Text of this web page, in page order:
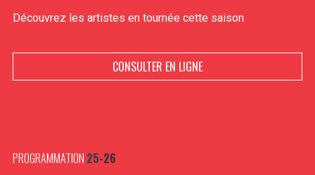
Découvrez les artistes en tournée cette saison
CONSULTER EN LIGNE
PROGRAMMATION 25-26